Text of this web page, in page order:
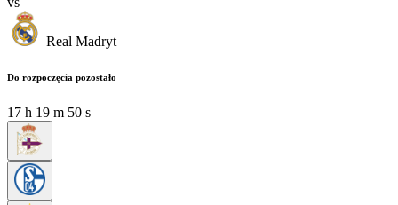
Real Madryt
Do rozpoczęcia pozostało
17 h 19 m 48 s